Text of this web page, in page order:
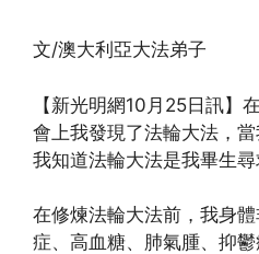
文/澳大利亞大法弟子
【新光明網10月25日訊】
會上我發現了法輪大法，
我知道法輪大法是我畢生尋
在修煉法輪大法前，我身
症、高血糖、肺氣腫、抑